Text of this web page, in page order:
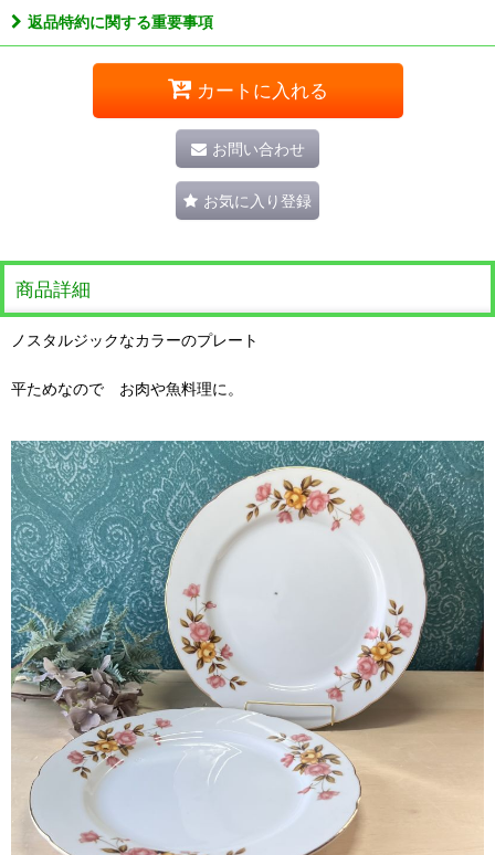
返品特約に関する重要事項
カートに入れる
お問い合わせ
お気に入り登録
商品詳細
ノスタルジックなカラーのプレート
平ためなので お肉や魚料理に。